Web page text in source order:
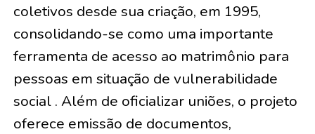
coletivos desde sua criação, em 1995,
consolidando-se como uma importante
ferramenta de acesso ao matrimônio para
pessoas em situação de vulnerabilidade
social . Além de oficializar uniões, o projeto
oferece emissão de documentos,